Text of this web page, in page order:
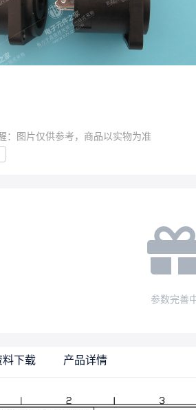
：图片仅供参考，商品以实物为准
参数完善
料下载 产品详情